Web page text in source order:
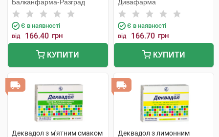
Балканфарма-Разград
Є в наявності
від 166.40 грн
КУПИТИ
Дивафарма
Є в наявності
від 166.70 грн
КУПИТИ
Деквадол з м'ятним смаком Деквадол з лимонним